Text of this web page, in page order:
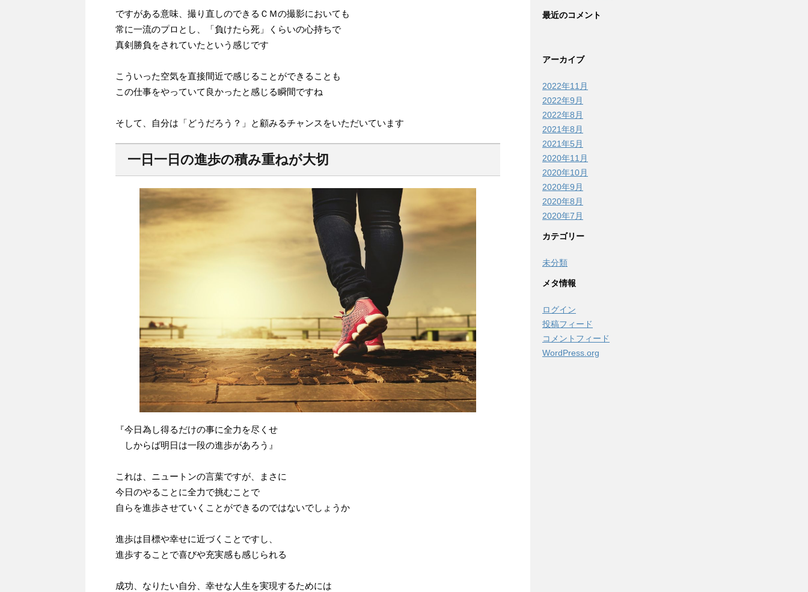
ですがある意味、撮り直しのできるＣＭの撮影においても
常に一流のプロとし、「負けたら死」くらいの心持ちで
真剣勝負をされていたという感じです
こういった空気を直接間近で感じることができることも
この仕事をやっていて良かったと感じる瞬間ですね
そして、自分は「どうだろう？」と顧みるチャンスをいただいています
一日一日の進歩の積み重ねが大切
『今日為し得るだけの事に全力を尽くせ
しからば明日は一段の進歩があろう』
これは、ニュートンの言葉ですが、まさに
今日のやることに全力で挑むことで
自らを進歩させていくことができるのではないでしょうか
進歩は目標や幸せに近づくことですし、
進歩することで喜びや充実感も感じられる
成功、なりたい自分、幸せな人生を実現するためには
最近のコメント
アーカイブ
2022年11月
2022年9月
2022年8月
2021年8月
2021年5月
2020年11月
2020年10月
2020年9月
2020年8月
2020年7月
カテゴリー
未分類
メタ情報
ログイン
投稿フィード
コメントフィード
WordPress.org